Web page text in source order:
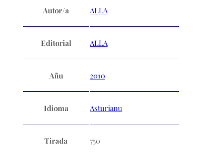
Autor/a ALLA
Editorial ALLA
Añu 2010
Idioma Asturianu
Tirada 750